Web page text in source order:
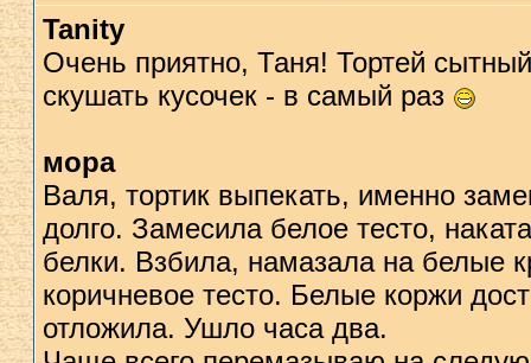
Tanity
Очень приятно, Таня! Тортей
скушать кусочек - в самый раз
мора
Валя, тортик выпекать, именно
долго. Замесила белое тесто,
белки. Взбила, намазала на белые
коричневое тесто. Белые коржи
отложила. Ушло часа два.